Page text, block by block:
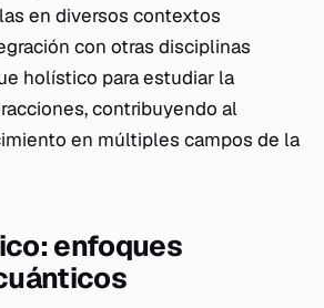
en diversos contextos
con otras disciplinas
holístico para estudiar la
contribuyendo al
en múltiples campos de la
enfoques